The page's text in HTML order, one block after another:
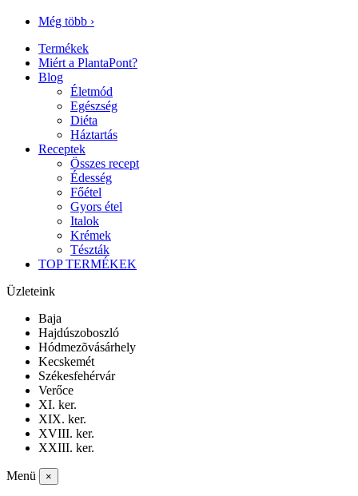
Még több ›
Termékek
Miért a PlantaPont?
Blog
Életmód
Egészség
Diéta
Háztartás
Receptek
Összes recept
Édesség
Főétel
Gyors étel
Italok
Krémek
Tészták
TOP TERMÉKEK
Üzleteink
Baja
Hajdúszoboszló
Hódmezõvásárhely
Kecskemét
Székesfehérvár
Verőce
XI. ker.
XIX. ker.
XVIII. ker.
XXIII. ker.
Menü ×